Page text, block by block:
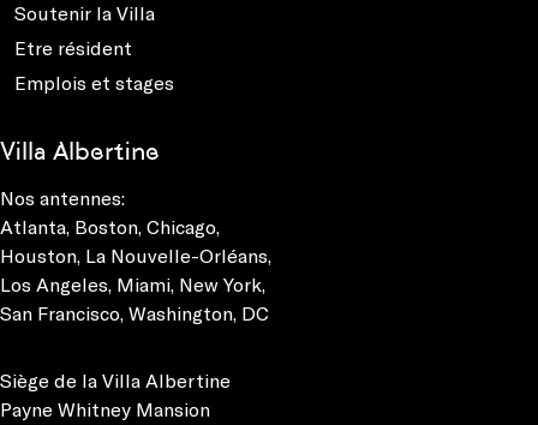
Soutenir la Villa
Etre résident
Emplois et stages
Villa Albertine
Nos antennes:
Atlanta, Boston, Chicago,
Houston, La Nouvelle-Orléans,
Los Angeles, Miami, New York,
San Francisco, Washington, DC
Siège de la Villa Albertine
Payne Whitney Mansion